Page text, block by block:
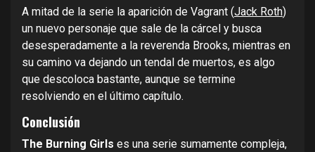
A mitad de la serie la aparición de Vagrant (Jack Roth)
un nuevo personaje que sale de la cárcel y busca
desesperadamente a la reverenda Brooks, mientras en
su camino va dejando un tendal de muertos, es algo
que descoloca bastante, aunque se termine
resolviendo en el último capítulo.
Conclusión
The Burning Girls es una serie sumamente compleja,